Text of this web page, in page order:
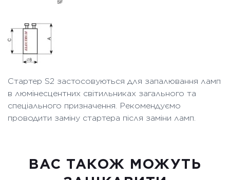
Стартер S2 застосовуються для запалювання ламп
в люмінесцентних світильниках загального та
спеціального призначення. Рекомендуємо
проводити заміну стартера після заміни ламп.
ВАC ТАКОЖ МОЖУТЬ